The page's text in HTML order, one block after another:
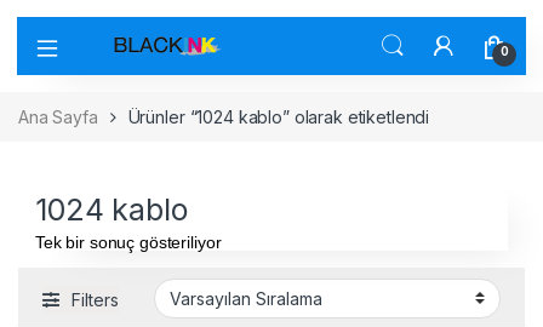
0
Ana Sayfa Ürünler “1024 kablo” olarak etiketlendi
1024 kablo
Tek bir sonuç gösteriliyor
Filters